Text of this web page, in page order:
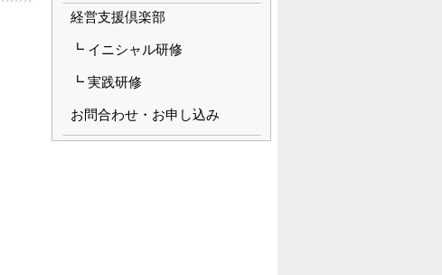
経営支援倶楽部
┗ イニシャル研修
┗ 実践研修
お問合わせ・お申し込み